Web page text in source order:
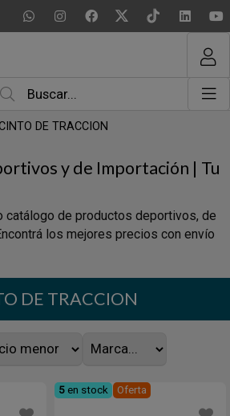
MI COMPRA
DE TRACCION
y de Importación | Tu
catálogo de productos deportivos, de
los mejores precios con envío
DE TRACCION
5 en stock Oferta